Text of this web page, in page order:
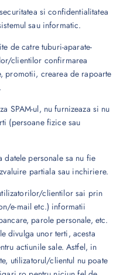
si confidentialitatea
sau informatic.
de catre tuburi-aparate-
clientilor confirmarea
promotii, crearea de rapoarte
SPAM-ul, nu furnizeaza si nu
(persoane fizice sau
personale sa nu fie
partiala sau inchiriere.
clientilor sai prin
e-mail etc.) informatii
parole personale, etc.
divulga unor terti, acesta
actiunile sale. Astfel, in
utilizatorul/clientul nu poate